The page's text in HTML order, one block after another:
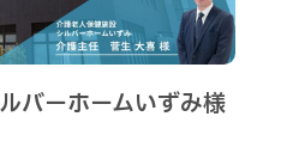
バーホームいずみ様